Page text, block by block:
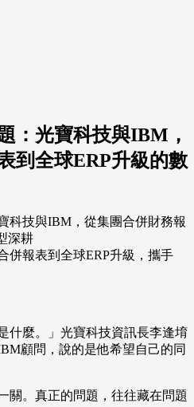
：光寶科技與IBM，
到全球ERP升級的數
併報表到全球ERP升級，攜手
什麼。」光寶科技資訊長李逢堉
顧問，說的是他希望自己的同
關。真正的問題，往往藏在問題